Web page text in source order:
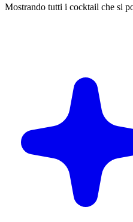
Mostrando tutti i cocktail che si